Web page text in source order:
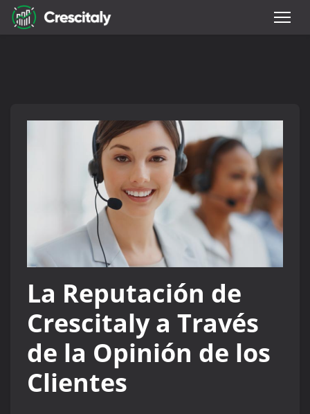
La Reputación de
Crescitaly a Través
de la Opinión de los
Clientes